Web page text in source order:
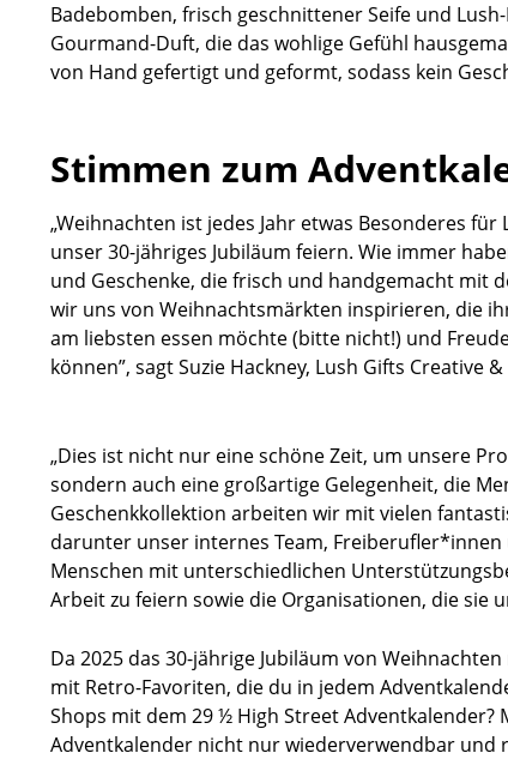
Badebomben, frisch geschnittener Seife und
Gourmand-Duft, die das wohlige Gefühl
von Hand gefertigt und geformt, sodass kein
Stimmen zum
„Weihnachten ist jedes Jahr etwas Besonderes
unser 30-jähriges Jubiläum feiern. Wie immer
und Geschenke, die frisch und handgemacht mit
wir uns von Weihnachtsmärkten inspirieren, die
am liebsten essen möchte (bitte nicht!) und
können”, sagt Suzie Hackney, Lush Gifts Creative
„Dies ist nicht nur eine schöne Zeit, um unsere
sondern auch eine großartige Gelegenheit, die
Geschenkkollektion arbeiten wir mit vielen
darunter unser internes Team,
Menschen mit unterschiedlichen
Arbeit zu feiern sowie die Organisationen, die sie
Da 2025 das 30-jährige Jubiläum von
mit Retro-Favoriten, die du in jedem
Shops mit dem 29 ½ High Street
Adventkalender nicht nur wiederverwendbar